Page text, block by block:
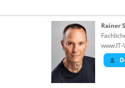
Rainer
www.IT-